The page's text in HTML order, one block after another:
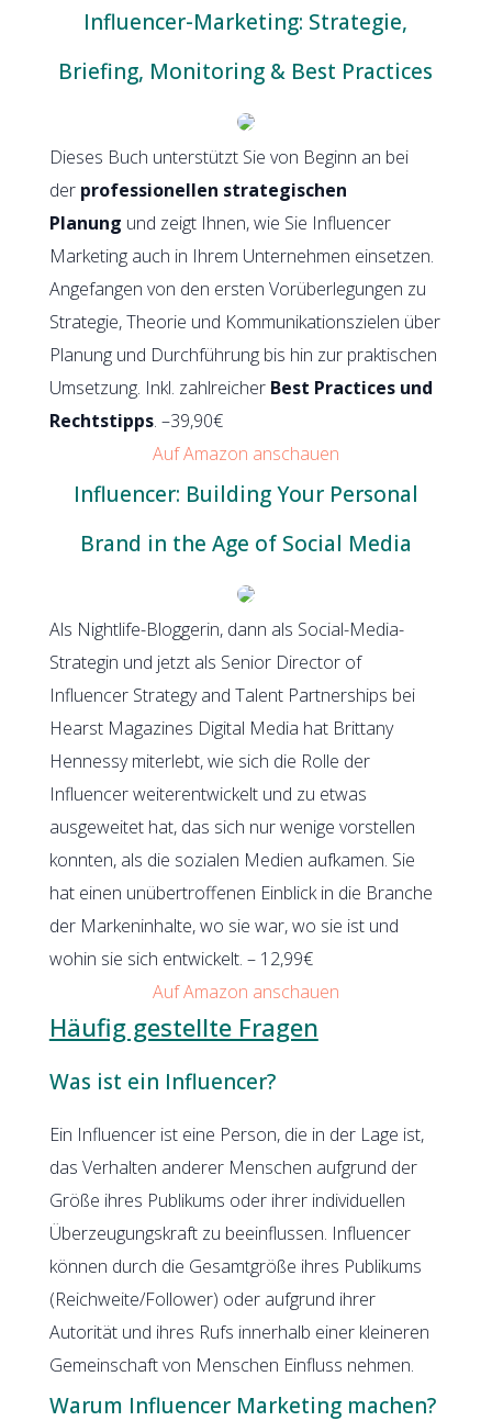
Influencer-Marketing: Strategie,
Briefing, Monitoring & Best Practices
Dieses Buch unterstützt Sie von Beginn an bei
der professionellen strategischen
Planung und zeigt Ihnen, wie Sie Influencer
Marketing auch in Ihrem Unternehmen einsetzen.
Angefangen von den ersten Vorüberlegungen zu
Strategie, Theorie und Kommunikationszielen über
Planung und Durchführung bis hin zur praktischen
Umsetzung. Inkl. zahlreicher Best Practices und
Rechtstipps. –39,90€
Auf Amazon anschauen
Influencer: Building Your Personal
Brand in the Age of Social Media
Als Nightlife-Bloggerin, dann als Social-Media-
Strategin und jetzt als Senior Director of
Influencer Strategy and Talent Partnerships bei
Hearst Magazines Digital Media hat Brittany
Hennessy miterlebt, wie sich die Rolle der
Influencer weiterentwickelt und zu etwas
ausgeweitet hat, das sich nur wenige vorstellen
konnten, als die sozialen Medien aufkamen. Sie
hat einen unübertroffenen Einblick in die Branche
der Markeninhalte, wo sie war, wo sie ist und
wohin sie sich entwickelt. – 12,99€
Auf Amazon anschauen
Häufig gestellte Fragen
Was ist ein Influencer?
Ein Influencer ist eine Person, die in der Lage ist,
das Verhalten anderer Menschen aufgrund der
Größe ihres Publikums oder ihrer individuellen
Überzeugungskraft zu beeinflussen. Influencer
können durch die Gesamtgröße ihres Publikums
(Reichweite/Follower) oder aufgrund ihrer
Autorität und ihres Rufs innerhalb einer kleineren
Gemeinschaft von Menschen Einfluss nehmen.
Warum Influencer Marketing machen?